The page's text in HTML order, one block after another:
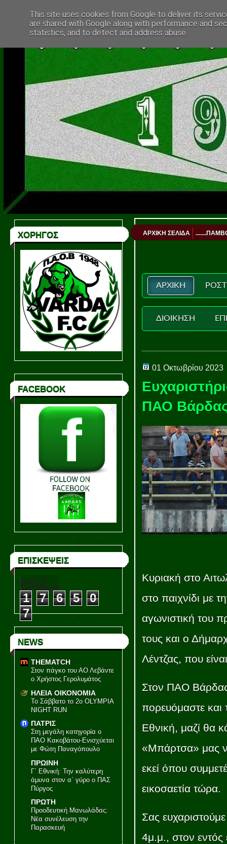
ΧΟΡΗΓΟΣ
FACEBOOK
ΕΠΙΣΚΕΨΕΙΣ
1 7 6 5
0
7
NEWS
THEMATCH
Στον πάγκο του ΑΟ Λεβάντε
ο Χρήστος Γερολυμάτος
ΗΛΕΙΑ ΟΙΚΟΝΟΜΙΑ
Το Σάββατο το 2ο OLYMPIA
NIGHT RUN
ΠΑΤΡΙΣ
Στη μεγάλη κατηγορία ο
ΠΑΟ Κακοβάτου-Ενισχύεται
με Φώτη Παναγόπουλο
ΠΡΩΙΝΗ
Γ΄ Εθνική: Την καλύτερη
άμυνα στον α΄ γύρο ο ΠΑΣ
Πύργος
ΠΡΩΤΗ
Προοδευτική Μανωλάδας:
Νέα συνέλευση την
Παρασκευή
ΑΡΧΙΚΗ ΣΕΛΙΔΑ
ΑΡΧΙΚΗ
ΔΙΟΙΚΗΣΗ
01 Οκτωβρίου 2023
ΠΑΟ
Κυριακή στο
στο παιχνίδι με
αγωνιστική του
τους και ο
Λέντζας, που
Στον ΠΑΟ Βάρδας
πορευόμαστε και
Εθνική, μαζί θα
«Μπάρτσα» μας να
εκεί όπου
εικοσαετία τώρα.
Σας
4μ.μ., στον
This site uses cookies from Google to deliver its
are shared with Google along with performance and
statistics, and to detect and address abuse.